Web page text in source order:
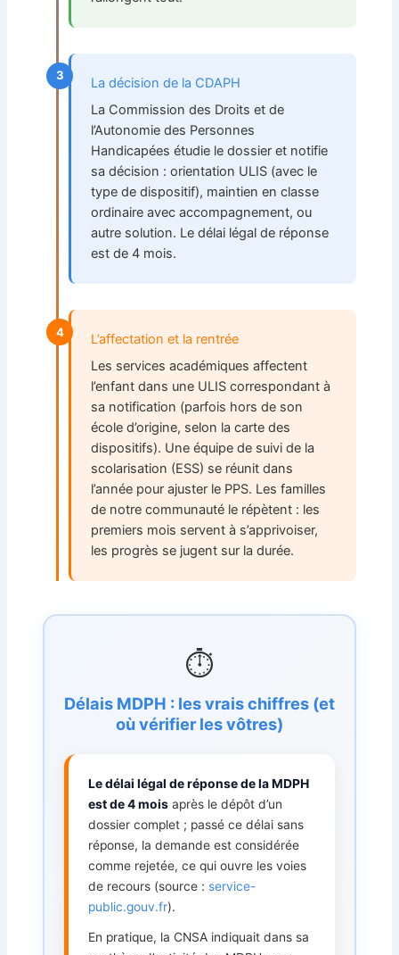
3
La décision de la CDAPH
La Commission des Droits et de
l’Autonomie des Personnes
Handicapées étudie le dossier et notifie
sa décision : orientation ULIS (avec le
type de dispositif), maintien en classe
ordinaire avec accompagnement, ou
autre solution. Le délai légal de réponse
est de 4 mois.
4
L’affectation et la rentrée
Les services académiques affectent
l’enfant dans une ULIS correspondant à
sa notification (parfois hors de son
école d’origine, selon la carte des
dispositifs). Une équipe de suivi de la
scolarisation (ESS) se réunit dans
l’année pour ajuster le PPS. Les familles
de notre communauté le répètent : les
premiers mois servent à s’apprivoiser,
les progrès se jugent sur la durée.
⏱️
Délais MDPH : les vrais chiffres (et
où vérifier les vôtres)
Le délai légal de réponse de la MDPH
est de 4 moisaprès le dépôt d’un
dossier complet ; passé ce délai sans
réponse, la demande est considérée
comme rejetée, ce qui ouvre les voies
de recours (source : service-
public.gouv.fr).
En pratique, la CNSA indiquait dans sa